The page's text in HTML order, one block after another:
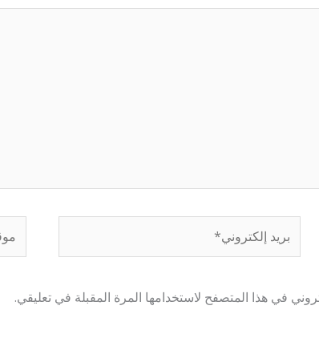
إلكتروني*
في هذا المتصفح لاستخدامها المرة المقبلة في تعليقي.